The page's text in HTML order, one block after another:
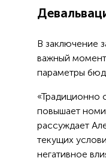
В заключение
важный
параметры
«Традиционно
повышает
рассуждает
текущих
негативное